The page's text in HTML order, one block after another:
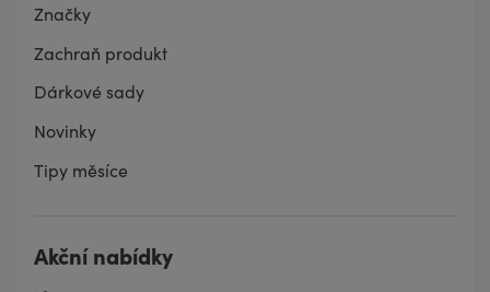
Značky
Zachraň produkt
Dárkové sady
Novinky
Tipy měsíce
Akční nabídky